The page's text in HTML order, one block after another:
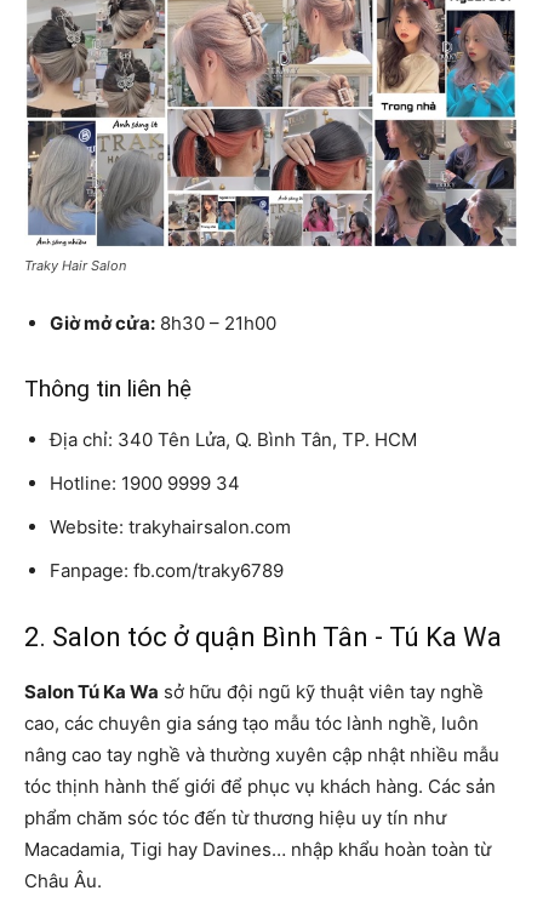
Traky Hair Salon
Giờ mở cửa: 8h30 – 21h00
Thông tin liên hệ
Địa chỉ: 340 Tên Lửa, Q. Bình Tân, TP. HCM
Hotline: 1900 9999 34
Website: trakyhairsalon.com
Fanpage: fb.com/traky6789
2. Salon tóc ở quận Bình Tân - Tú Ka Wa
Salon Tú Ka Wa sở hữu đội ngũ kỹ thuật viên tay nghề
cao, các chuyên gia sáng tạo mẫu tóc lành nghề, luôn
nâng cao tay nghề và thường xuyên cập nhật nhiều mẫu
tóc thịnh hành thế giới để phục vụ khách hàng. Các sản
phẩm chăm sóc tóc đến từ thương hiệu uy tín như
Macadamia, Tigi hay Davines… nhập khẩu hoàn toàn từ
Châu Âu.